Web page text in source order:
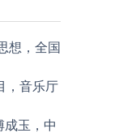
想，全国
，音乐厅
玉，中